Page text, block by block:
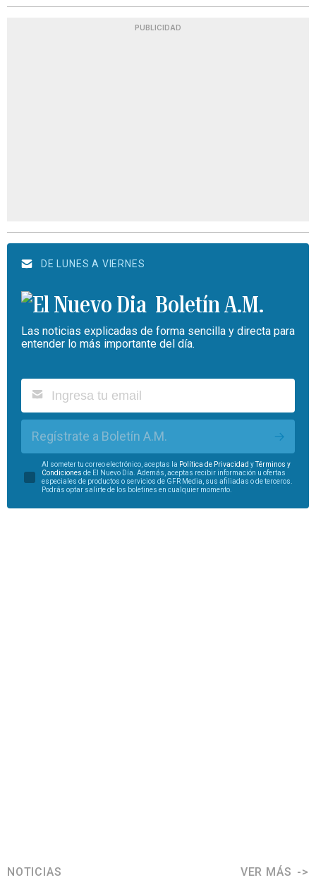
PUBLICIDAD
DE LUNES A VIERNES
Boletín A.M.
Las noticias explicadas de forma sencilla y directa para
entender lo más importante del día.
Regístrate a Boletín A.M.
Al someter tu correo electrónico, aceptas la Política de Privacidad yTérminos y
Condiciones de El Nuevo Día. Además, aceptas recibir información u ofertas
especiales de productos o servicios de GFR Media, sus afiliadas o de terceros.
Podrás optar salirte de los boletines en cualquier momento.
NOTICIAS VER MÁS